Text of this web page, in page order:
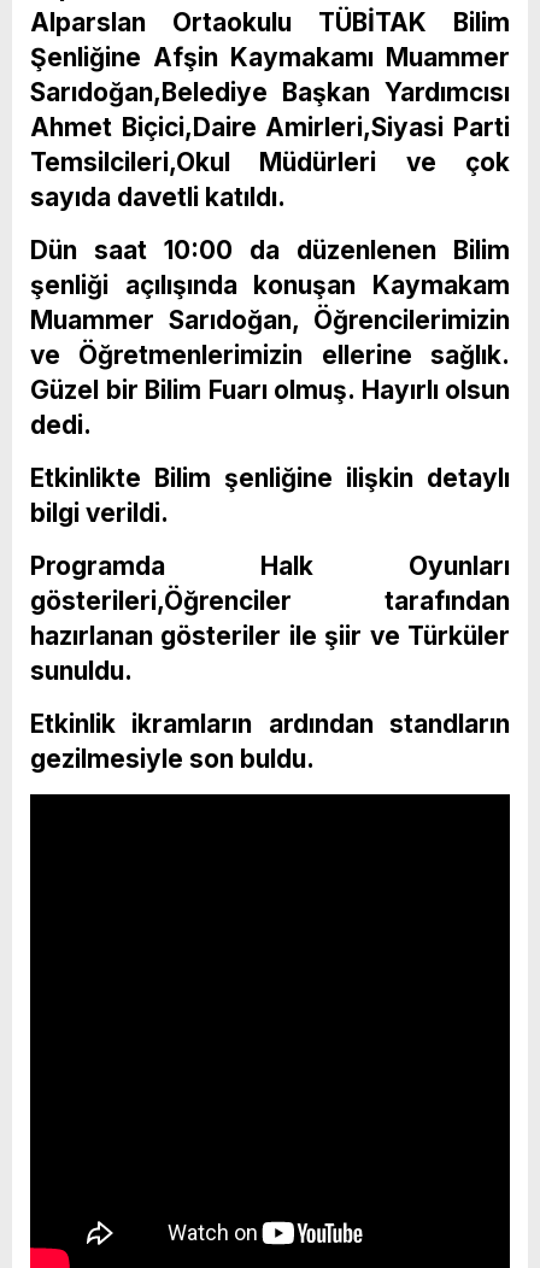
Alparslan Ortaokulu TÜBİTAK Bilim
Şenliğine Afşin Kaymakamı Muammer
Sarıdoğan,Belediye Başkan Yardımcısı
Ahmet Biçici,Daire Amirleri,Siyasi Parti
Temsilcileri,Okul Müdürleri ve çok
sayıda davetli katıldı.
Dün saat 10:00 da düzenlenen Bilim
şenliği açılışında konuşan Kaymakam
Muammer Sarıdoğan, Öğrencilerimizin
ve Öğretmenlerimizin ellerine sağlık.
Güzel bir Bilim Fuarı olmuş. Hayırlı olsun
dedi.
Etkinlikte Bilim şenliğine ilişkin detaylı
bilgi verildi.
Programda Halk Oyunları
gösterileri,Öğrenciler tarafından
hazırlanan gösteriler ile şiir ve Türküler
sunuldu.
Etkinlik ikramların ardından standların
gezilmesiyle son buldu.